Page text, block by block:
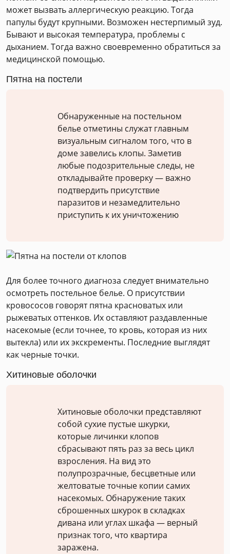
может вызвать аллергическую реакцию. Тогда
папулы будут крупными. Возможен нестерпимый зуд.
Бывают и высокая температура, проблемы с
дыханием. Тогда важно своевременно обратиться за
медицинской помощью.
Пятна на постели
Обнаруженные на постельном
белье отметины служат главным
визуальным сигналом того, что в
доме завелись клопы. Заметив
любые подозрительные следы, не
откладывайте проверку — важно
подтвердить присутствие
паразитов и незамедлительно
приступить к их уничтожению
Для более точного диагноза следует внимательно
осмотреть постельное белье. О присутствии
кровососов говорят пятна красноватых или
рыжеватых оттенков. Их оставляют раздавленные
насекомые (если точнее, то кровь, которая из них
вытекла) или их экскременты. Последние выглядят
как черные точки.
Хитиновые оболочки
Хитиновые оболочки представляют
собой сухие пустые шкурки,
которые личинки клопов
сбрасывают пять раз за весь цикл
взросления. На вид это
полупрозрачные, бесцветные или
желтоватые точные копии самих
насекомых. Обнаружение таких
сброшенных шкурок в складках
дивана или углах шкафа — верный
признак того, что квартира
заражена.